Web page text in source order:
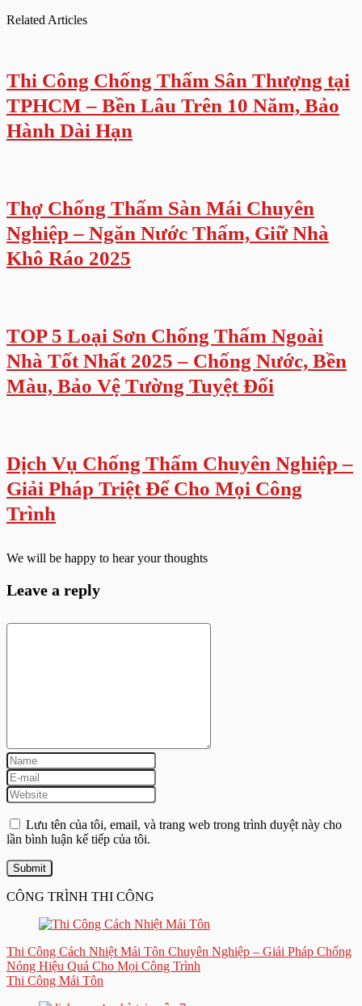
Related Articles
Thi Công Chống Thấm Sân Thượng tại
TPHCM – Bền Lâu Trên 10 Năm, Bảo
Hành Dài Hạn
Thợ Chống Thấm Sàn Mái Chuyên
Nghiệp – Ngăn Nước Thấm, Giữ Nhà
Khô Ráo 2025
TOP 5 Loại Sơn Chống Thấm Ngoài
Nhà Tốt Nhất 2025 – Chống Nước, Bền
Màu, Bảo Vệ Tường Tuyệt Đối
Dịch Vụ Chống Thấm Chuyên Nghiệp –
Giải Pháp Triệt Để Cho Mọi Công
Trình
We will be happy to hear your thoughts
Leave a reply
Lưu tên của tôi, email, và trang web trong trình duyệt này cho
lần bình luận kế tiếp của tôi.
CÔNG TRÌNH THI CÔNG
Thi Công Cách Nhiệt Mái Tôn Chuyên Nghiệp – Giải Pháp Chống
Nóng Hiệu Quả Cho Mọi Công Trình
Thi Công Mái Tôn